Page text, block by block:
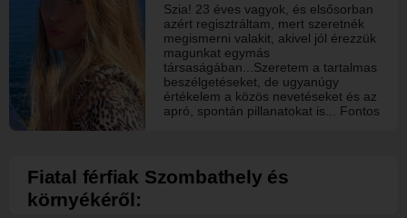
Szia! 23 éves vagyok, és elsősorban
azért regisztráltam, mert szeretnék
megismerni valakit, akivel jól érezzük
magunkat egymás
társaságában...Szeretem a tartalmas
beszélgetéseket, de ugyanúgy
értékelem a közös nevetéseket és az
apró, spontán pillanatokat is... Fontos
igazán jó kapcsolatot építeni. Nem
keresek tökéletes embert, hiszen én
Fiatal férfiak Szombathely és
környékéről: